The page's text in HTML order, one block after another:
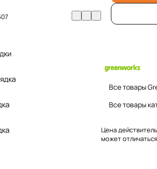
Все товары
Все товары
Цена
может